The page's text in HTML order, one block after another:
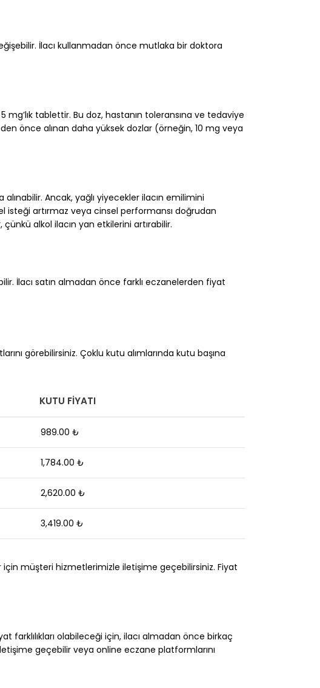
İlacı kullanmadan önce mutlaka bir doktora
tablettir. Bu doz, hastanın toleransına ve tedaviye
önce alınan daha yüksek dozlar (örneğin, 10 mg veya
Ancak, yağlı yiyecekler ilacın emilimini
isteği artırmaz veya cinsel performansı doğrudan
alkol ilacın yan etkilerini artırabilir.
İlacı satın almadan önce farklı eczanelerden fiyat
görebilirsiniz. Çoklu kutu alımlarında kutu başına
KUTU FIYATI
989.00 ₺
1,784.00 ₺
2,620.00 ₺
3,419.00 ₺
müşteri hizmetlerimizle iletişime geçebilirsiniz. Fiyat
farklılıkları olabileceği için, ilacı almadan önce birkaç
geçebilir veya online eczane platformlarını